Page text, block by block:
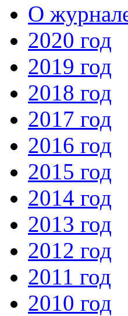
О
2020 год
2019 год
2018 год
2017 год
2016 год
2015 год
2014 год
2013 год
2012 год
2011 год
2010 год